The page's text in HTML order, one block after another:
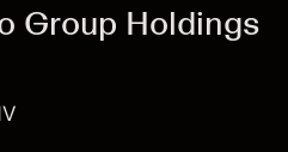
Group Holdings